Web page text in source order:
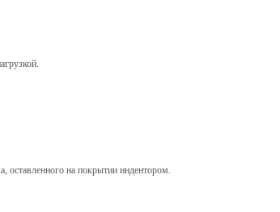
оставленного на покрытии индентором.